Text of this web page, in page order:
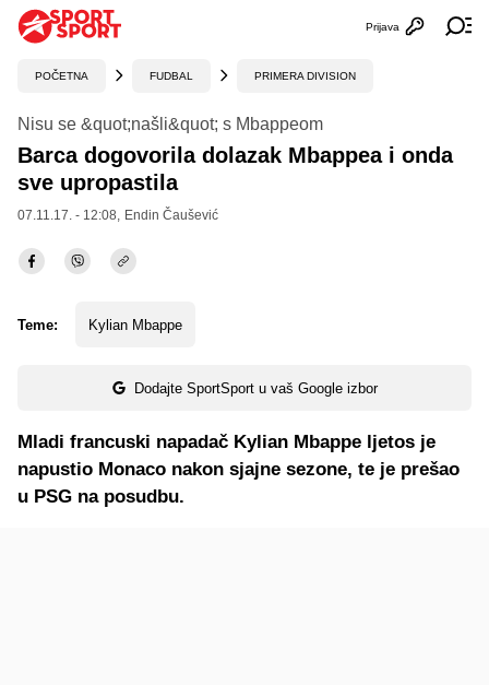
Otvori
Prijava
POČETNA FUDBAL PRIMERA DIVISION
Nisu se &quot;našli&quot; s Mbappeom
Barca dogovorila dolazak Mbappea i onda
sve upropastila
07.11.17. - 12:08, Endin Čaušević
Teme: Kylian Mbappe
Dodajte SportSport u vaš Google izbor
Mladi francuski napadač Kylian Mbappe ljetos je
napustio Monaco nakon sjajne sezone, te je prešao
u PSG na posudbu.